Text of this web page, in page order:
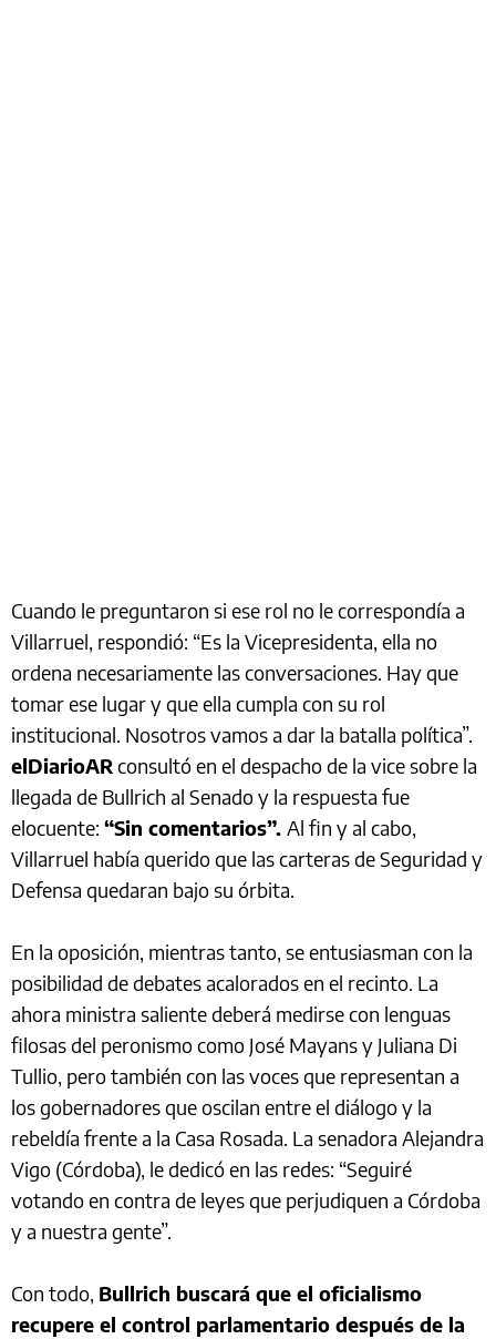
Cuando le preguntaron si ese rol no le correspondía a
Villarruel, respondió: “Es la Vicepresidenta, ella no
ordena necesariamente las conversaciones. Hay que
tomar ese lugar y que ella cumpla con su rol
institucional. Nosotros vamos a dar la batalla política”.
elDiarioARconsultó en el despacho de la vice sobre la
llegada de Bullrich al Senado y la respuesta fue
elocuente: “Sin comentarios”. Al fin y al cabo,
Villarruel había querido que las carteras de Seguridad y
Defensa quedaran bajo su órbita.
En la oposición, mientras tanto, se entusiasman con la
posibilidad de debates acalorados en el recinto. La
ahora ministra saliente deberá medirse con lenguas
filosas del peronismo como José Mayans y Juliana Di
Tullio, pero también con las voces que representan a
los gobernadores que oscilan entre el diálogo y la
rebeldía frente a la Casa Rosada. La senadora Alejandra
Vigo (Córdoba), le dedicó en las redes: “Seguiré
votando en contra de leyes que perjudiquen a Córdoba
y a nuestra gente”.
Con todo, Bullrich buscará que el oficialismo
recupere el control parlamentario después de la